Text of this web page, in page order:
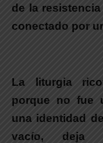
de la
conectado por
La liturgia
porque no fue
una identidad
vacío, deja